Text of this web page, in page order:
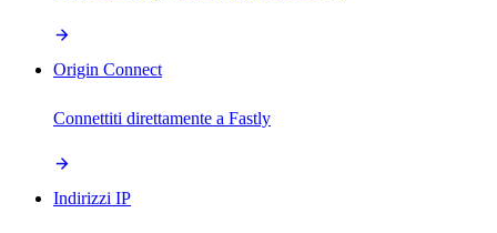
Origin Connect
Connettiti direttamente a Fastly
Indirizzi IP